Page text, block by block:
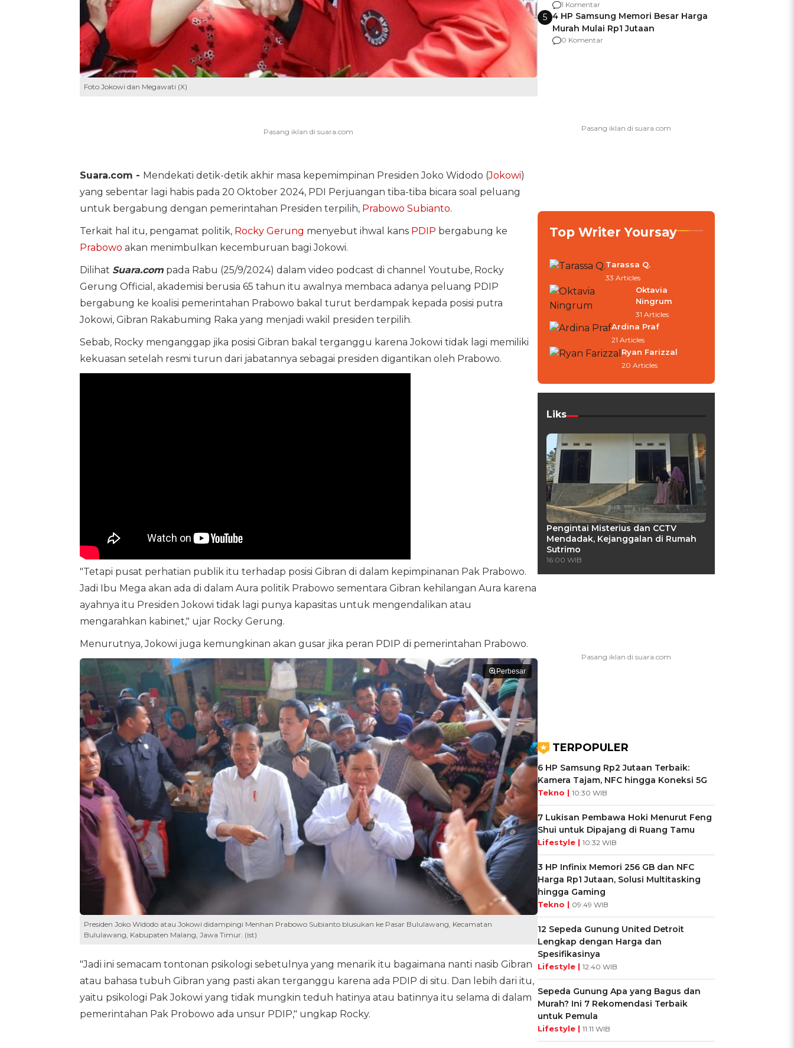
Foto Jokowi dan Megawati (X)
Suara.com - Mendekati detik-detik akhir masa kepemimpinan Presiden Joko Widodo (Jokowi)
yang sebentar lagi habis pada 20 Oktober 2024, PDI Perjuangan tiba-tiba bicara soal peluang
untuk bergabung dengan pemerintahan Presiden terpilih, Prabowo Subianto.
Terkait hal itu, pengamat politik, Rocky Gerung menyebut ihwal kans PDIP bergabung ke
Prabowo akan menimbulkan kecemburuan bagi Jokowi.
Dilihat Suara.compada Rabu (25/9/2024) dalam video podcast di channel Youtube, Rocky
Gerung Official, akademisi berusia 65 tahun itu awalnya membaca adanya peluang PDIP
bergabung ke koalisi pemerintahan Prabowo bakal turut berdampak kepada posisi putra
Jokowi, Gibran Rakabuming Raka yang menjadi wakil presiden terpilih.
Sebab, Rocky menganggap jika posisi Gibran bakal terganggu karena Jokowi tidak lagi memiliki
kekuasan setelah resmi turun dari jabatannya sebagai presiden digantikan oleh Prabowo.
"Tetapi pusat perhatian publik itu terhadap posisi Gibran di dalam kepimpinanan Pak Prabowo.
Jadi Ibu Mega akan ada di dalam Aura politik Prabowo sementara Gibran kehilangan Aura karena
ayahnya itu Presiden Jokowi tidak lagi punya kapasitas untuk mengendalikan atau
mengarahkan kabinet," ujar Rocky Gerung.
Menurutnya, Jokowi juga kemungkinan akan gusar jika peran PDIP di pemerintahan Prabowo.
Perbesar
Presiden Joko Widodo atau Jokowi didampingi Menhan Prabowo Subianto blusukan ke Pasar Bululawang, Kecamatan
Bululawang, Kabupaten Malang, Jawa Timur. (ist)
"Jadi ini semacam tontonan psikologi sebetulnya yang menarik itu bagaimana nanti nasib Gibran
atau bahasa tubuh Gibran yang pasti akan terganggu karena ada PDIP di situ. Dan lebih dari itu,
yaitu psikologi Pak Jokowi yang tidak mungkin teduh hatinya atau batinnya itu selama di dalam
pemerintahan Pak Probowo ada unsur PDIP," ungkap Rocky.
agar Dana Tidak Hangus!
1 Komentar
5 4 HP Samsung Memori Besar Harga
Murah Mulai Rp1 Jutaan
0 Komentar
Top Writer Yoursay
Tarassa Q.
33 Articles
Oktavia
Ningrum
31 Articles
Ardina Praf
21 Articles
Ryan Farizzal
20 Articles
Liks
Pengintai Misterius dan CCTV
Mendadak, Kejanggalan di Rumah
Sutrimo
16:00 WIB
TERPOPULER
6 HP Samsung Rp2 Jutaan Terbaik:
Kamera Tajam, NFC hingga Koneksi 5G
Tekno | 10:30 WIB
7 Lukisan Pembawa Hoki Menurut Feng
Shui untuk Dipajang di Ruang Tamu
Lifestyle | 10:32 WIB
3 HP Infinix Memori 256 GB dan NFC
Harga Rp1 Jutaan, Solusi Multitasking
hingga Gaming
Tekno | 09:49 WIB
12 Sepeda Gunung United Detroit
Lengkap dengan Harga dan
Spesifikasinya
Lifestyle | 12:40 WIB
Sepeda Gunung Apa yang Bagus dan
Murah? Ini 7 Rekomendasi Terbaik
untuk Pemula
Lifestyle | 11:11 WIB